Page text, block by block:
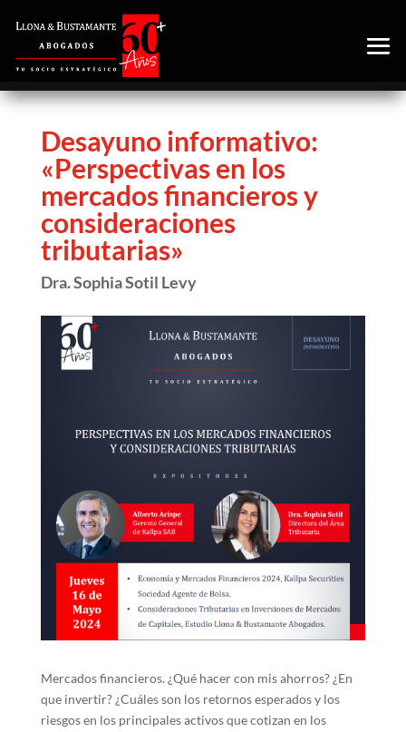
Desayuno informativo:
«Perspectivas en los
mercados financieros y
consideraciones
tributarias»
Dra. Sophia Sotil Levy
Mercados financieros. ¿Qué hacer con mis ahorros? ¿En
que invertir? ¿Cuáles son los retornos esperados y los
riesgos en los principales activos que cotizan en los